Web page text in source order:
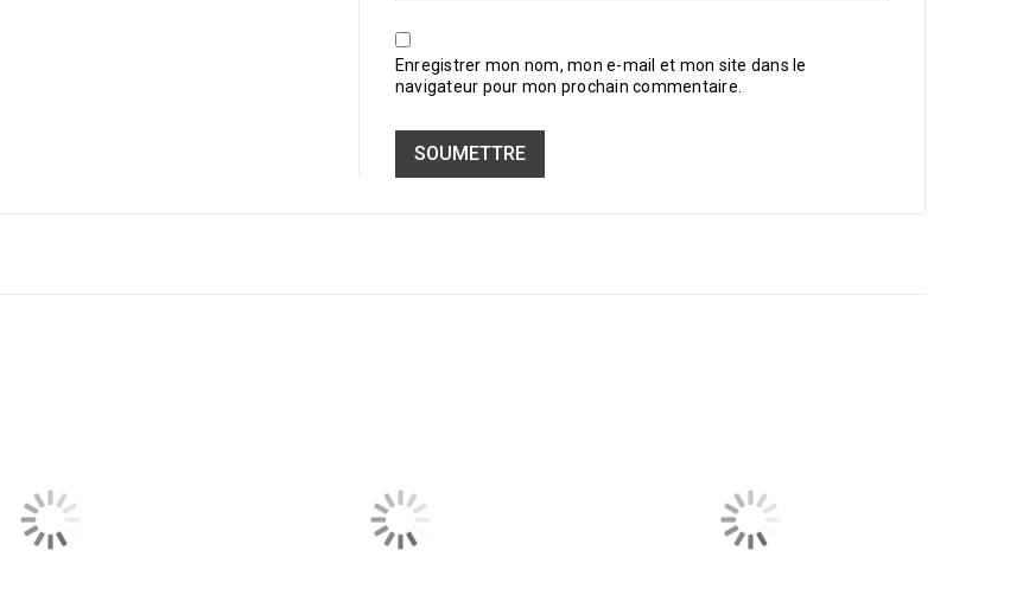
Enregistrer mon nom, mon e-mail et mon site dans le
navigateur pour mon prochain commentaire.